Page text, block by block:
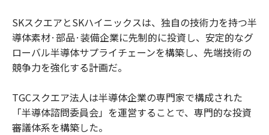
SKスクエアとSKハイニックスは、独自の技術力を持つ半
導体素材·部品·装備企業に先制的に投資し、安定的なグ
ローバル半導体サプライチェーンを構築し、先端技術の
競争力を強化する計画だ。
TGCスクエア法人は半導体企業の専門家で構成された
「半導体諮問委員会」を運営することで、専門的な投資
審議体系を構築した。